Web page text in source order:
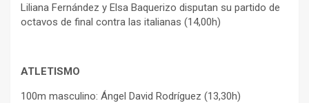
Liliana Fernández y Elsa Baquerizo disputan su partido de
octavos de final contra las italianas (14,00h)
ATLETISMO
100m masculino: Ángel David Rodríguez (13,30h)